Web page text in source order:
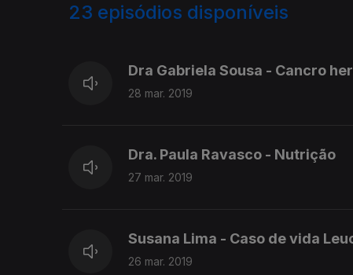
23 episódios disponíveis
Dra Gabriela Sousa - Cancro
28 mar. 2019
Dra. Paula Ravasco - Nutrição
27 mar. 2019
Susana Lima - Caso de vida
26 mar. 2019